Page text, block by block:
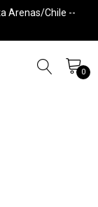
Arenas/Chile --
0